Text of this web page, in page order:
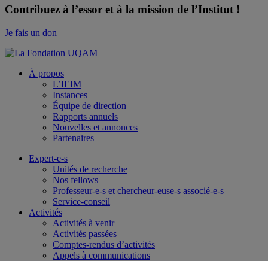
Contribuez à l’essor et à la mission de l’Institut !
Je fais un don
À propos
L’IEIM
Instances
Équipe de direction
Rapports annuels
Nouvelles et annonces
Partenaires
Expert-e-s
Unités de recherche
Nos fellows
Professeur-e-s et chercheur-euse-s associé-e-s
Service-conseil
Activités
Activités à venir
Activités passées
Comptes-rendus d’activités
Appels à communications